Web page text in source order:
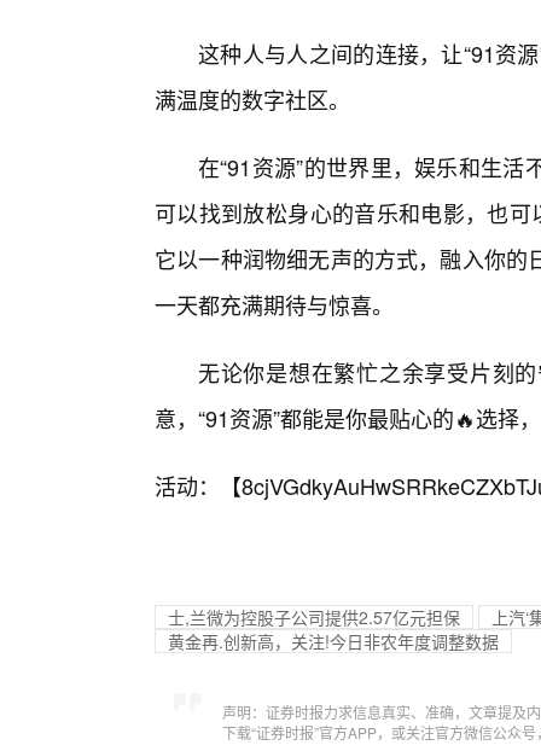
这种人与人之间的连接，让“91资
满温度的数字社区。
在“91资源”的世界里，娱乐和生
可以找到放松身心的音乐和电影，也
它以一种润物细无声的方式，融入你
一天都充满期待与惊喜。
无论你是想在繁忙之余享受片刻
意，“91资源”都能是你最贴心的🔥选择
活动：【
士,兰微为控股子公司提供2.57亿元担保
上汽
黄金再.创新高，关注!今日非农年度调整数据
声明：证券时报力求信息真实、准确，文章提及
下载“证券时报”官方APP，或关注官方微信公众